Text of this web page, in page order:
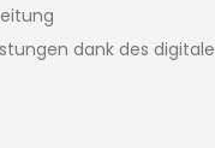
dank des